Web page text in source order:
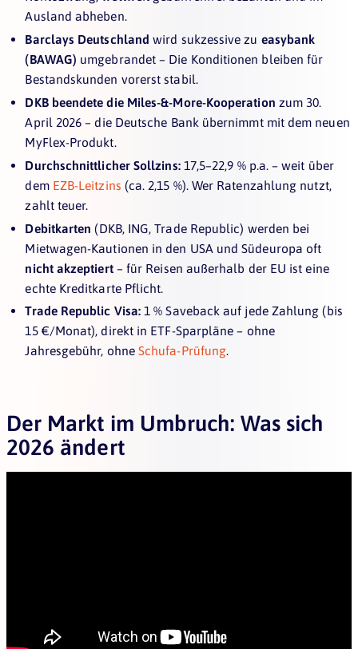
Ausland abheben.
Barclays Deutschland wird sukzessive zu easybank
(BAWAG) umgebrandet – Die Konditionen bleiben für
Bestandskunden vorerst stabil.
DKB beendete die Miles-&-More-Kooperation zum 30.
April 2026 – die Deutsche Bank übernimmt mit dem neuen
MyFlex-Produkt.
Durchschnittlicher Sollzins:17,5–22,9 % p.a. – weit über
dem EZB-Leitzins (ca. 2,15 %). Wer Ratenzahlung nutzt,
zahlt teuer.
Debitkarten (DKB, ING, Trade Republic) werden bei
Mietwagen-Kautionen in den USA und Südeuropa oft
nicht akzeptiert– für Reisen außerhalb der EU ist eine
echte Kreditkarte Pflicht.
Trade Republic Visa: 1 % Saveback auf jede Zahlung (bis
15 €/Monat), direkt in ETF-Sparpläne – ohne
Jahresgebühr, ohne Schufa-Prüfung.
Der Markt im Umbruch: Was sich
2026 ändert